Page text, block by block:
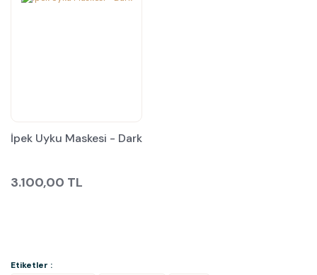
İpek Uyku Maskesi - Dark
3.100,00 TL
Etiketler :